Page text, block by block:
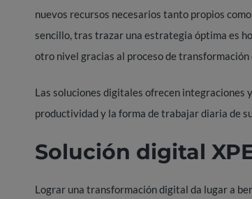
nuevos recursos necesarios tanto propios
sencillo, tras trazar una estrategia óptima es
otro nivel gracias al proceso de
Las soluciones digitales ofrecen integraciones
productividad y la forma de trabajar diaria de
Solución digital
Lograr una transformación digital da lugar a